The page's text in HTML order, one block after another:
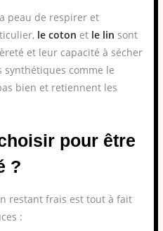
peau de respirer et
le coton et le lin sont
et leur capacité à sécher
synthétiques comme le
bien et retiennent les
pour être
?
restant frais est tout à fait
: